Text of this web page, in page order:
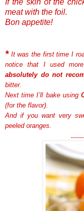
meat with the foil.
Bon appetite!
*It was the first time I
notice that I used
absolutely do not
bitter.
Next time I’ll bake using
(for the flavor).
And if you want very
peeled oranges.